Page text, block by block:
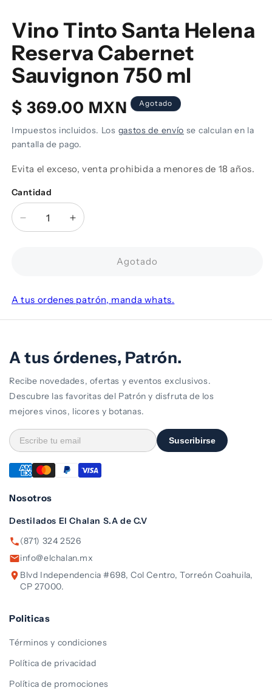
multimedia
1
en
una
ventana
modal
Vino Tinto Santa Helena
Reserva Cabernet
Sauvignon 750 ml
Precio
habitual
$ 369.00 MXN Agotado
Impuestos incluidos. Los gastos de envío se calculan en la
pantalla de pago.
Evita el exceso, venta prohibida a menores de 18 años.
Cantidad
Cantidad
Reducir
cantidad
Helena
750
ml
Aumentar
cantidad
Helena
750
ml
Agotado
A tus ordenes patrón, manda whats.
A tus órdenes, Patrón.
Recibe novedades, ofertas y eventos exclusivos.
Descubre las favoritas del Patrón y disfruta de los
mejores vinos, licores y botanas.
Suscribirse
Nosotros
Destilados El Chalan S.A de C.V
(871) 324 2526
info@elchalan.mx
Blvd Independencia #698, Col Centro, Torreón Coahuila,
CP 27000.
Politicas
Términos y condiciones
Política de privacidad
Política de promociones